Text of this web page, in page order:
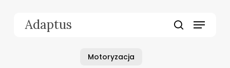
Adaptus Menu
Motoryzacja